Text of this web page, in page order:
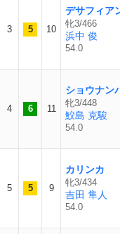
3 5 10
デサフィア
牝3/466
浜中 俊
54.0
4 6 11
ショウナン
牝3/448
鮫島 克駿
54.0
5 5 9
カリンカ
牝3/434
吉田 隼人
54.0